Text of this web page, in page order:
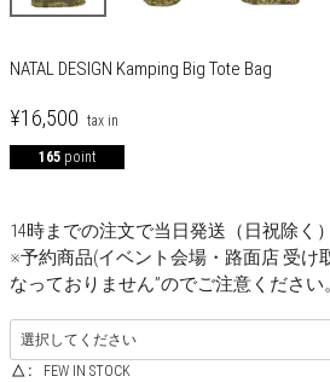
NATAL DESIGN Kamping Big Tote Bag
¥16,500
165 point
14時までの注文で当日発送（日祝除く）
※予約商品(イベント会場・路面店 受け
なっておりません”のでご注意ください。
△
FEW IN STOCK